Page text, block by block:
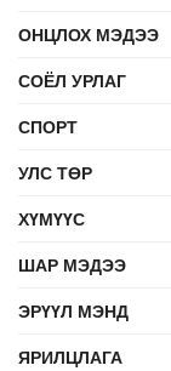
ОНЦЛОХ МЭДЭЭ
СОЁЛ УРЛАГ
СПОРТ
УЛС ТӨР
ХҮМҮҮС
ШАР МЭДЭЭ
ЭРҮҮЛ МЭНД
ЯРИЛЦЛАГА